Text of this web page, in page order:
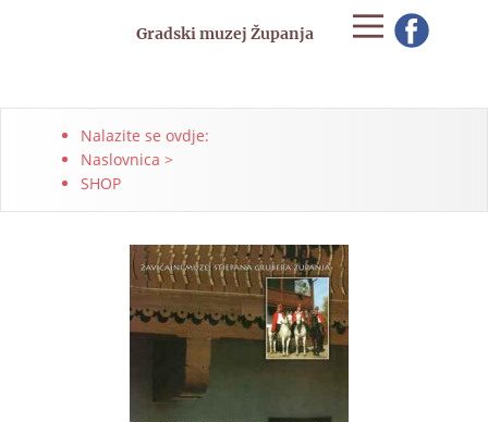
Gradski muzej Županja
Nalazite se ovdje:
Naslovnica >
SHOP